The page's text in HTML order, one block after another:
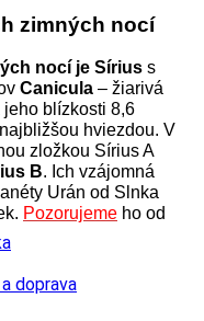
doprava
zimných nocí
nocí je Sírius s
Canicula – žiarivá
blízkosti 8,6
hviezdou. V
zložkou Sírius A
B. Ich vzájomná
Urán od Slnka
Pozorujeme ho od